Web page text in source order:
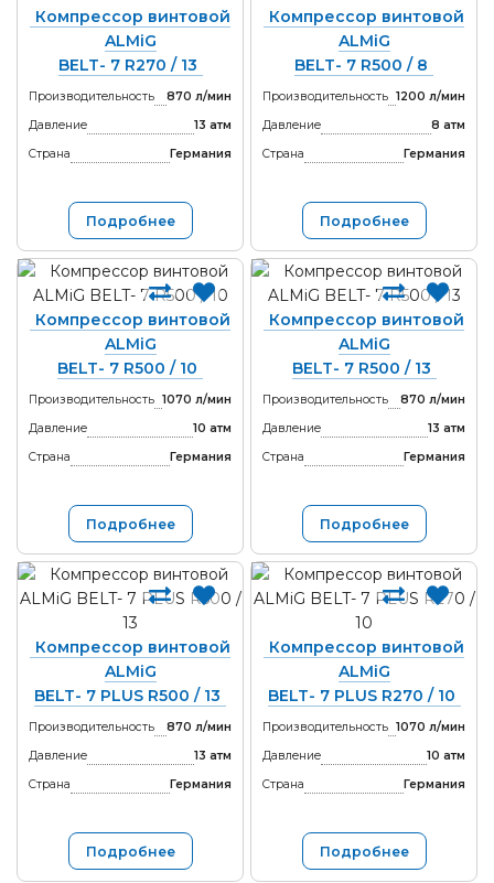
Компрессор винтовой
ALMiG
BELT- 7 R270 / 13
Производительность
870 л/мин
Давление
13 атм
Страна
Германия
Подробнее
Компрессор винтовой
ALMiG
BELT- 7 R500 / 8
Производительность 1200 л/мин
Давление
8 атм
Страна
Германия
Подробнее
Компрессор винтовой
ALMiG
BELT- 7 R500 / 10
Производительность 1070 л/мин
Давление
10 атм
Страна
Германия
Подробнее
Компрессор винтовой
ALMiG
BELT- 7 R500 / 13
Производительность
870 л/мин
Давление
13 атм
Страна
Германия
Подробнее
Компрессор винтовой
ALMiG
BELT- 7 PLUS R500 / 13
Производительность
870 л/мин
Давление
13 атм
Страна
Германия
Подробнее
Компрессор винтовой
ALMiG
BELT- 7 PLUS R270 / 10
Производительность 1070 л/мин
Давление
10 атм
Страна
Германия
Подробнее